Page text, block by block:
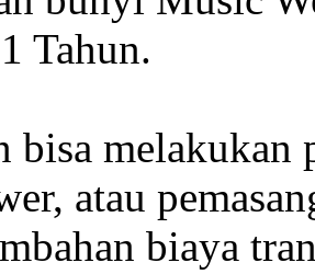
Tahun.
bisa melakukan
atau
biaya